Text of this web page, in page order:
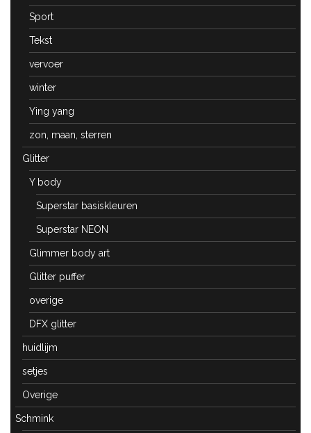
Sport
Tekst
vervoer
winter
Ying yang
zon, maan, sterren
Glitter
Y body
Superstar basiskleuren
Superstar NEON
Glimmer body art
Glitter puffer
overige
DFX glitter
huidlijm
setjes
Overige
Schmink